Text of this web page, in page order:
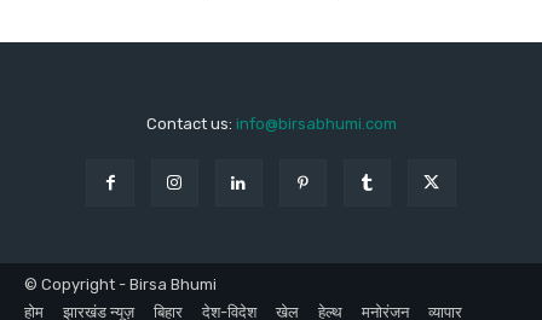
Contact us: info@birsabhumi.com
© Copyright - Birsa Bhumi
होम
झारखंड न्यूज़ बिहार देश-विदेश खेल हेल्थ मनोरंजन व्यापार